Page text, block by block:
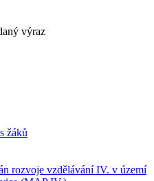
výraz
žáků
rozvoje vzdělávání IV. v území